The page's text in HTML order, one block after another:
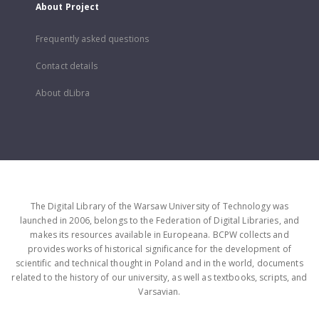
About Project
Frequently asked questions
Contact details
About dLibra
The Digital Library of the Warsaw University of Technology was
launched in 2006, belongs to the Federation of Digital Libraries, and
makes its resources available in Europeana. BCPW collects and
provides works of historical significance for the development of
scientific and technical thought in Poland and in the world, documents
related to the history of our university, as well as textbooks, scripts, and
Varsavian.